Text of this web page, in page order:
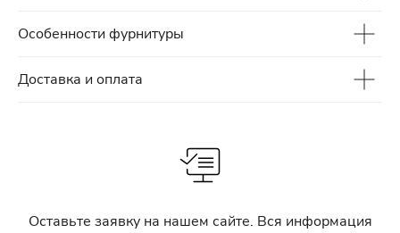
Особенности фурнитуры
Доставка и оплата
Оставьте заявку на нашем сайте. Вся информация